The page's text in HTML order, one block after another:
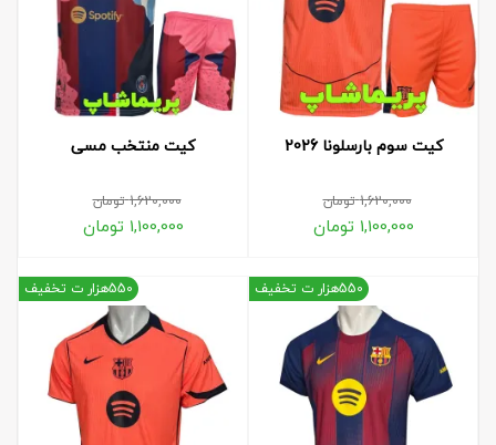
کیت سوم بارسلونا 2026
1,620,000تومان
1,100,000 تومان
کیت منتخب مسی
1,620,000تومان
1,100,000 تومان
550هزار ت تخفیف 550هزار ت تخفیف